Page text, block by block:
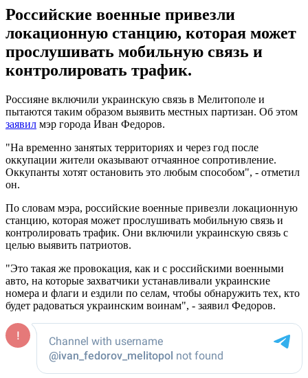
Российские военные привезли
локационную станцию, которая может
прослушивать мобильную связь и
контролировать трафик.
Россияне включили украинскую связь в Мелитополе и
пытаются таким образом выявить местных партизан. Об этом
заявил мэр города Иван Федоров.
"На временно занятых территориях и через год после
оккупации жители оказывают отчаянное сопротивление.
Оккупанты хотят остановить это любым способом", - отметил
он.
По словам мэра, российские военные привезли локационную
станцию, которая может прослушивать мобильную связь и
контролировать трафик. Они включили украинскую связь с
целью выявить патриотов.
"Это такая же провокация, как и с российскими военными
авто, на которые захватчики устанавливали украинские
номера и флаги и ездили по селам, чтобы обнаружить тех, кто
будет радоваться украинским воинам", - заявил Федоров.